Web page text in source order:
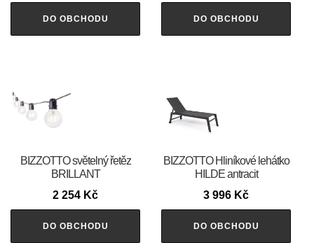
DO OBCHODU DO OBCHODU
BIZZOTTO světelný řetěz
BRILLANT
2 254 Kč
DO OBCHODU
BIZZOTTO Hliníkové lehátko
HILDE antracit
3 996 Kč
DO OBCHODU